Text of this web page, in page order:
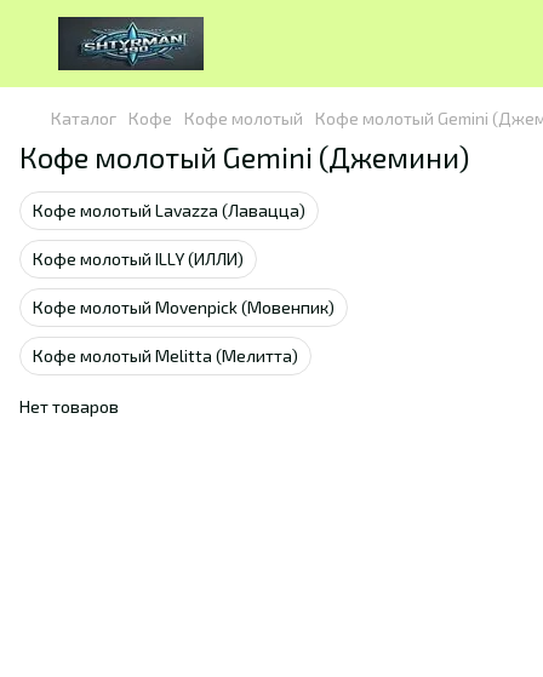
Каталог Кофе Кофе молотый Кофе молотый Gemini
Кофе молотый Gemini (Джемини)
Кофе молотый Lavazza (Лавацца)
Кофе молотый ILLY (ИЛЛИ)
Кофе молотый Movenpick (Мовенпик)
Кофе молотый Melitta (Мелитта)
Нет товаров